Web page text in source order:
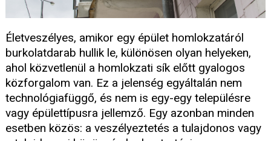
Életveszélyes, amikor egy épület homlokzatáról
burkolatdarab hullik le, különösen olyan helyeken,
ahol közvetlenül a homlokzati sík előtt gyalogos
közforgalom van. Ez a jelenség egyáltalán nem
technológiafüggő, és nem is egy-egy településre
vagy épülettípusra jellemző. Egy azonban minden
esetben közös: a veszélyeztetés a tulajdonos vagy